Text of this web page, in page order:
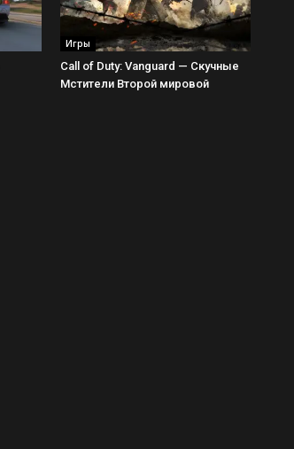
Игры
Call of Duty: Vanguard — Скучные
Мстители Второй мировой